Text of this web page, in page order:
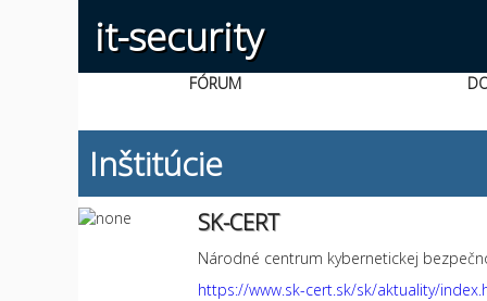
it-security
FÓRUM
Inštitúcie
SK-CERT
Národné centrum kybernetickej
https://www.sk-cert.sk/sk/aktuality/